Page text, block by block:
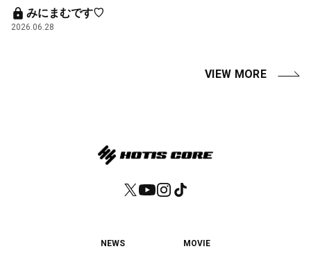
みにまむです♡
2026.06.28
VIEW MORE